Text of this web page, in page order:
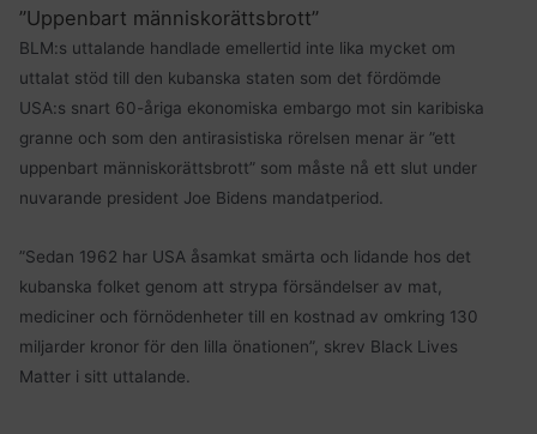
”Uppenbart människorättsbrott”
BLM:s uttalande handlade emellertid inte lika mycket om
uttalat stöd till den kubanska staten som det fördömde
USA:s snart 60-åriga ekonomiska embargo mot sin karibiska
granne och som den antirasistiska rörelsen menar är ”ett
uppenbart människorättsbrott” som måste nå ett slut under
nuvarande president Joe Bidens mandatperiod.
”Sedan 1962 har USA åsamkat smärta och lidande hos det
kubanska folket genom att strypa försändelser av mat,
mediciner och förnödenheter till en kostnad av omkring 130
miljarder kronor för den lilla önationen”, skrev Black Lives
Matter i sitt uttalande.